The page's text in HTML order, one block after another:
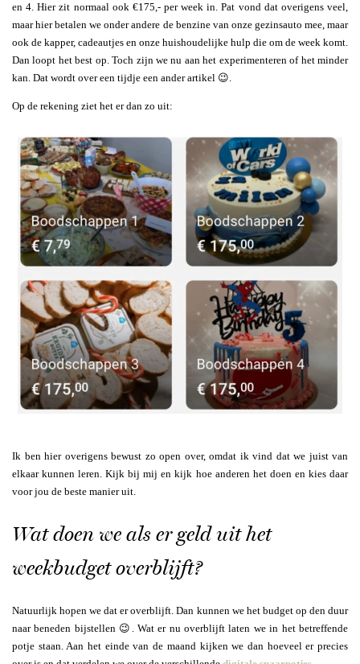
en 4. Hier zit normaal ook €175,- per week in. Pat vond dat overigens veel,
maar hier betalen we onder andere de benzine van onze gezinsauto mee, maar
ook de kapper, cadeautjes en onze huishoudelijke hulp die om de week komt.
Dan loopt het best op. Toch zijn we nu aan het experimenteren of het minder
kan. Dat wordt over een tijdje een ander artikel 😉.
Op de rekening ziet het er dan zo uit:
Ik ben hier overigens bewust zo open over, omdat ik vind dat we juist van
elkaar kunnen leren. Kijk bij mij en kijk hoe anderen het doen en kies daar
voor jou de beste manier uit.
Wat doen we als er geld uit het
weekbudget overblijft?
Natuurlijk hopen we dat er overblijft. Dan kunnen we het budget op den duur
naar beneden bijstellen 😉. Wat er nu overblijft laten we in het betreffende
potje staan. Aan het einde van de maand kijken we dan hoeveel er precies